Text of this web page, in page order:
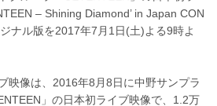
– Shining Diamond’ in Japan CON
ナル版を2017年7月1日(土)よる9時よ
映像は、2016年8月8日に中野サンプラ
」の日本初ライブ映像で、1.2万